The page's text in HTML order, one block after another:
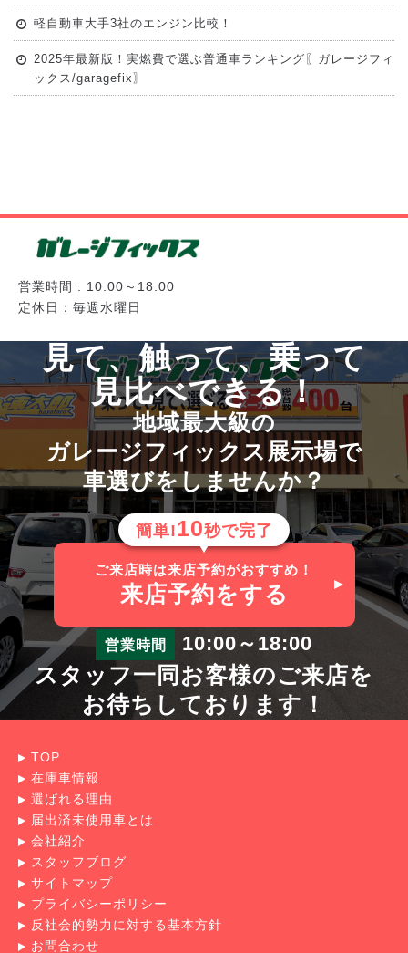
軽自動車大手3社のエンジン比較！
2025年最新版！実燃費で選ぶ普通車ランキング〖ガレージフィ
ックス/garagefix〗
営業時間 : 10:00～18:00
定休日：毎週水曜日
見て、触って、乗って
見比べできる！
地域最大級の
ガレージフィックス展示場で
車選びをしませんか？
簡単!10秒で完了
ご来店時は来店予約がおすすめ！
来店予約をする
営業時間 10:00～18:00
スタッフ一同お客様のご来店を
お待ちしております！
TOP
在庫車情報
選ばれる理由
届出済未使用車とは
会社紹介
スタッフブログ
サイトマップ
プライバシーポリシー
反社会的勢力に対する基本方針
お問合わせ